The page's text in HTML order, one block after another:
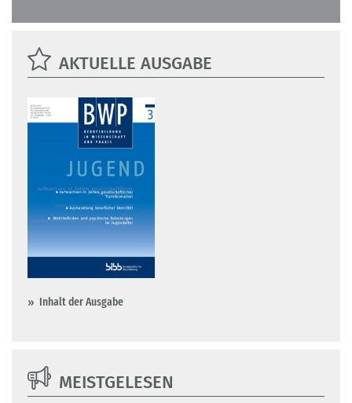
AKTUELLE AUSGABE
Inhalt der Ausgabe
MEISTGELESEN